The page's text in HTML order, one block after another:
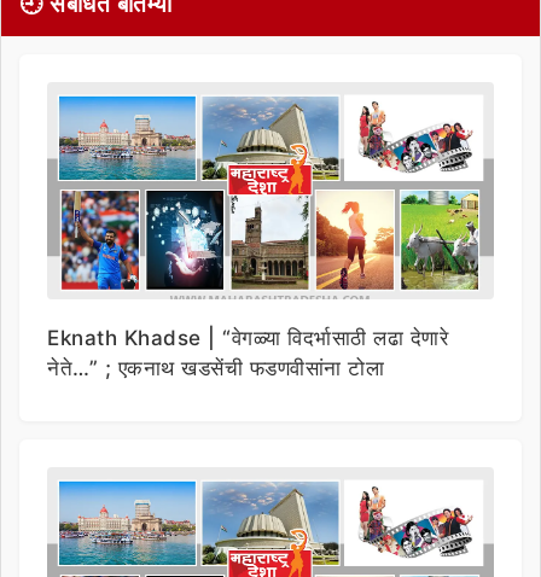
Eknath Khadse | “वेगळ्या विदर्भासाठी लढा देणारे
नेते…” ; एकनाथ खडसेंची फडणवीसांना टोला